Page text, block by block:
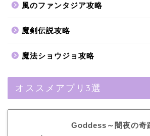
風のファンタジア攻略
魔剣伝説攻略
魔法ショウジョ攻略
オススメアプリ3選
Goddess～闇夜の奇